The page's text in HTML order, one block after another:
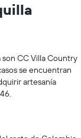
CC Villa Country
se encuentran
artesanía